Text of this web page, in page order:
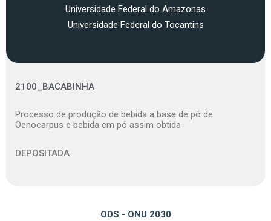
Universidade Federal do Amazonas
Universidade Federal do Tocantins
2100_BACABINHA
Processo de produção de bebida a base de pó de
Oenocarpus e bebida em pó assim obtida
DEPOSITADA
ODS - ONU 2030